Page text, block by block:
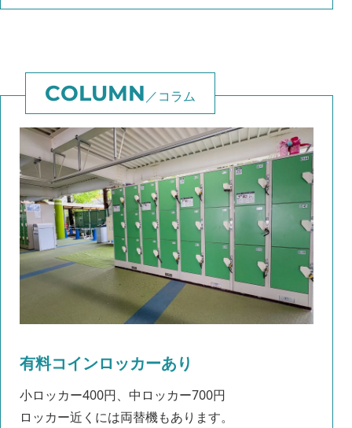
コラム
有料コインロッカーあり
小ロッカー400円、中ロッカー700円
ロッカー近くには両替機もあります。